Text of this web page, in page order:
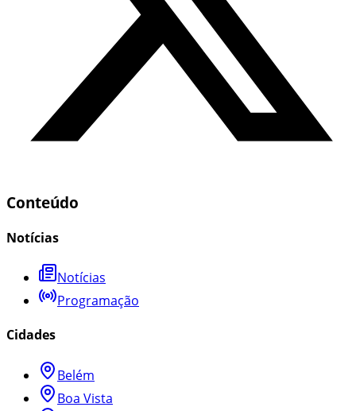
Conteúdo
Notícias
Notícias
Programação
Cidades
Belém
Boa Vista